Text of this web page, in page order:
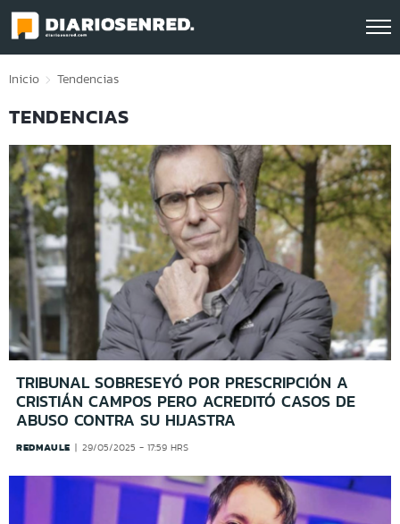
Click acá para ir directamente al contenido
Inicio Tendencias
TENDENCIAS
TRIBUNAL SOBRESEYÓ POR PRESCRIPCIÓN A
CRISTIÁN CAMPOS PERO ACREDITÓ CASOS DE
ABUSO CONTRA SU HIJASTRA
REDMAULE 29/05/2025 - 17:59 HRS